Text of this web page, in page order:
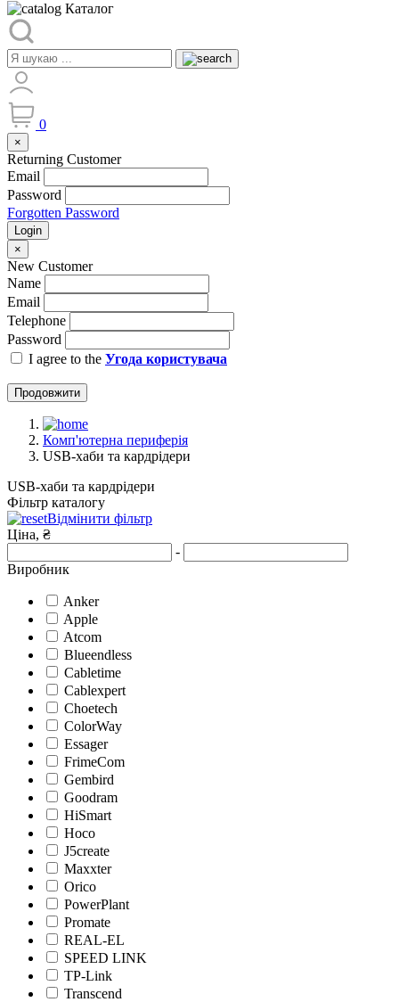
Каталог
0
×
Returning Customer
Email
Password
Forgotten Password
Login
×
New Customer
Name
Email
Telephone
Password
I agree to the Угода користувача
Продовжити
Комп'ютерна периферія
USB-хаби та кардрідери
USB-хаби та кардрідери
Фільтр каталогу
Відмінити фільтр
Ціна, ₴
-
Виробник
Anker
Apple
Atcom
Blueendless
Cabletime
Cablexpert
Choetech
ColorWay
Essager
FrimeCom
Gembird
Goodram
HiSmart
Hoco
J5create
Maxxter
Orico
PowerPlant
Promate
REAL-EL
SPEED LINK
TP-Link
Transcend